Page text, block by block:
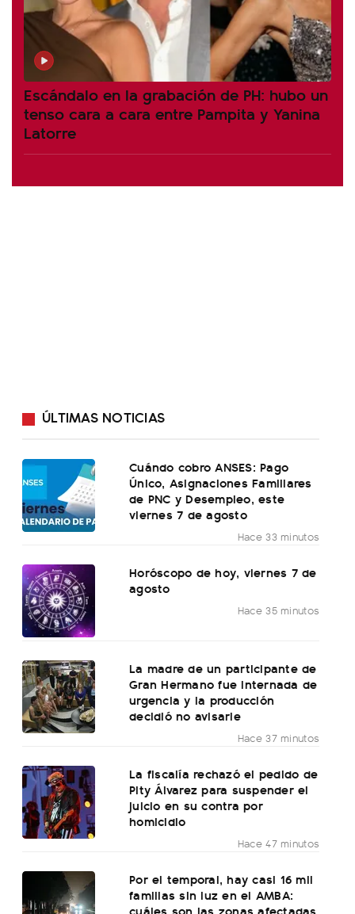
Escándalo en la grabación de PH: hubo un
tenso cara a cara entre Pampita y Yanina
Latorre
ÚLTIMAS NOTICIAS
Cuándo cobro ANSES: Pago
Único, Asignaciones Familiares
de PNC y Desempleo, este
viernes 7 de agosto
Hace 33 minutos
Horóscopo de hoy, viernes 7 de
agosto
Hace 35 minutos
La madre de un participante de
Gran Hermano fue internada de
urgencia y la producción
decidió no avisarle
Hace 37 minutos
La fiscalía rechazó el pedido de
Pity Álvarez para suspender el
juicio en su contra por
homicidio
Hace 47 minutos
Por el temporal, hay casi 16 mil
familias sin luz en el AMBA: